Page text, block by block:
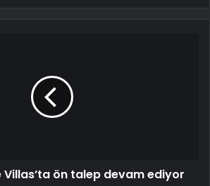
Villas’ta ön talep devam ediyor